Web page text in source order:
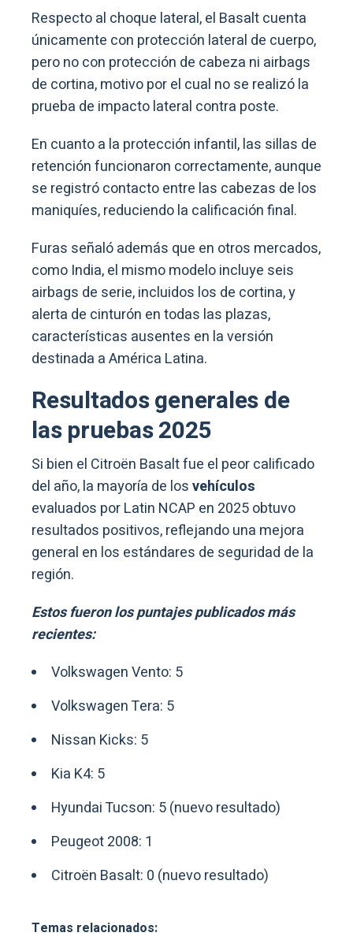
Respecto al choque lateral, el Basalt cuenta
únicamente con protección lateral de cuerpo,
pero no con protección de cabeza ni airbags
de cortina, motivo por el cual no se realizó la
prueba de impacto lateral contra poste.
En cuanto a la protección infantil, las sillas de
retención funcionaron correctamente, aunque
se registró contacto entre las cabezas de los
maniquíes, reduciendo la calificación final.
Furas señaló además que en otros mercados,
como India, el mismo modelo incluye seis
airbags de serie, incluidos los de cortina, y
alerta de cinturón en todas las plazas,
características ausentes en la versión
destinada a América Latina.
Resultados generales de
las pruebas 2025
Si bien el Citroën Basalt fue el peor calificado
del año, la mayoría de losvehículos
evaluados por Latin NCAP en 2025 obtuvo
resultados positivos, reflejando una mejora
general en los estándares de seguridad de la
región.
Estos fueron los puntajes publicados más
recientes:
Volkswagen Vento: 5
Volkswagen Tera: 5
Nissan Kicks: 5
Kia K4: 5
Hyundai Tucson: 5 (nuevo resultado)
Peugeot 2008: 1
Citroën Basalt: 0 (nuevo resultado)
Temas relacionados: